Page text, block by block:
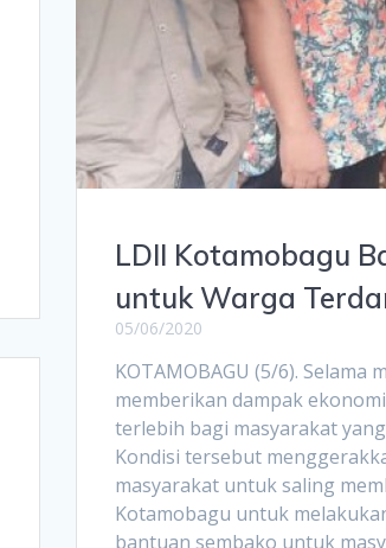
LDII Kotamobagu
untuk Warga
05/06/2020
KOTAMOBAGU (5/6). Selama
memberikan dampak
terlebih bagi masyarakat
Kondisi tersebut
masyarakat untuk saling
Kotamobagu untuk
bantuan sembako untuk